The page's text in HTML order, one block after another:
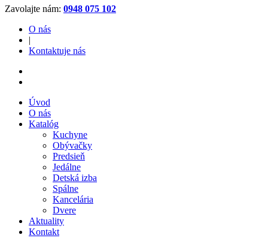
Zavolajte nám: 0948 075 102
O nás
|
Kontaktuje nás
Úvod
O nás
Katalóg
Kuchyne
Obývačky
Predsieň
Jedálne
Detská izba
Spálne
Kancelária
Dvere
Aktuality
Kontakt